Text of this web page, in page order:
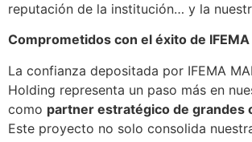
reputación de la institución… y la
Comprometidos con el éxito de IFEMA
La confianza depositada por IFEMA
Holding representa un paso más en
como partner estratégico de grandes
Este proyecto no solo consolida